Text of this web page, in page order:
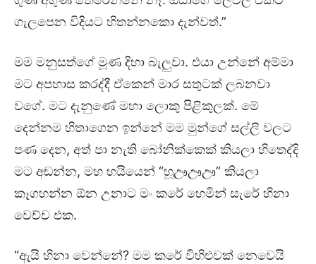
ගැලපෙන විදියට හිතන්නකො දැන්වත්.”
මම මනුසත්ගේ මූණ දිහා බැලුවා. එයා උන්නේ අම්මා
මට අපහාස කරද්දී ඒකෙන් මාර සතුටක් ලබනවා
වගේ. මට දැනුණේ මහා ලොකු පිළිකුලක්. මේ
දෙන්නම හිතාගෙන ඉන්නේ මම මුන්ගේ සල්ලි වලට
පණ දෙන, අත් පා නැති බෝනික්කෙක් කියලා හිතෙද්දි
මට අඬන්න, මහ හයියෙන් “හූඌඌඌ” කියලා
කෑගහන්න ඕන උනාට මං කරේ හෙමින් සැරේ හිනා
වෙච්ච එක.
“ඇයි හිනා වෙන්නේ? මම කරේ විහිළුවක් නෙවෙයි